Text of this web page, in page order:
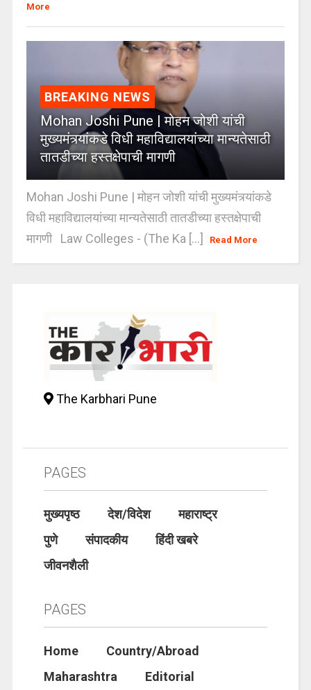
More
BREAKING NEWS
Mohan Joshi Pune | मोहन जोशी यांची
मुख्यमंत्र्यांकडे विधी महाविद्यालयांच्या मान्यतेसाठी
तातडीच्या हस्तक्षेपाची मागणी
Mohan Joshi Pune | मोहन जोशी यांची मुख्यमंत्र्यांकडे
विधी महाविद्यालयांच्या मान्यतेसाठी तातडीच्या हस्तक्षेपाची
मागणी Law Colleges - (The Ka [...]
Read More
The Karbhari Pune
PAGES
मुख्यपृष्ठ देश/विदेश
महाराष्ट्र
पुणे
संपादकीय
हिंदी खबरे
जीवनशैली
PAGES
Home
Country/Abroad
Maharashtra
Editorial